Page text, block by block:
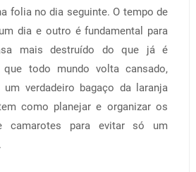
folia no dia seguinte. O tempo de
dia e outro é fundamental para
mais destruído do que já é
todo mundo volta cansado,
um verdadeiro bagaço da laranja
como planejar e organizar os
camarotes para evitar só um